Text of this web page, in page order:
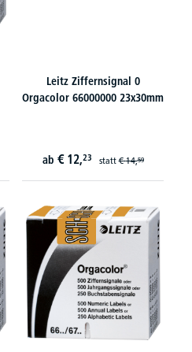
Leitz Ziffernsignal 0
Orgacolor 66000000 23x30mm
ab € 12,23 statt€ 14,59